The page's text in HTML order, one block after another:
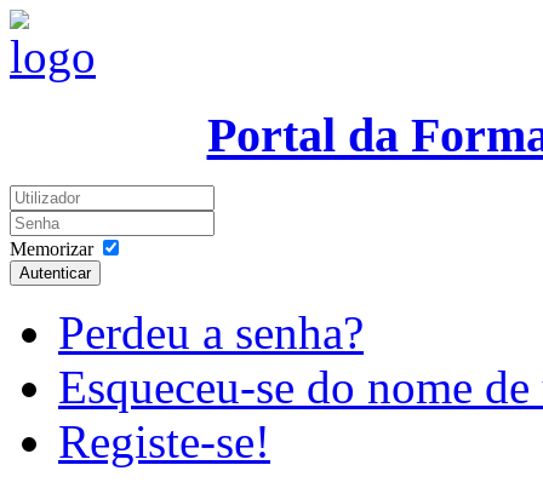
Portal da
Memorizar
Autenticar
Perdeu a senha?
Esqueceu-se do nome
Registe-se!